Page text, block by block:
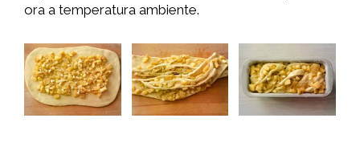
ora a temperatura ambiente.